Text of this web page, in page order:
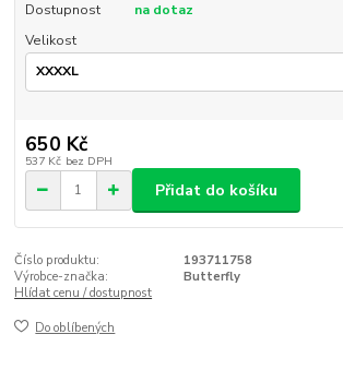
Dostupnost
na dotaz
Velikost
650 Kč
537 Kč bez DPH
Přidat do košíku
Číslo produktu:
193711758
Výrobce-značka:
Butterfly
Hlídat cenu / dostupnost
Do oblíbených